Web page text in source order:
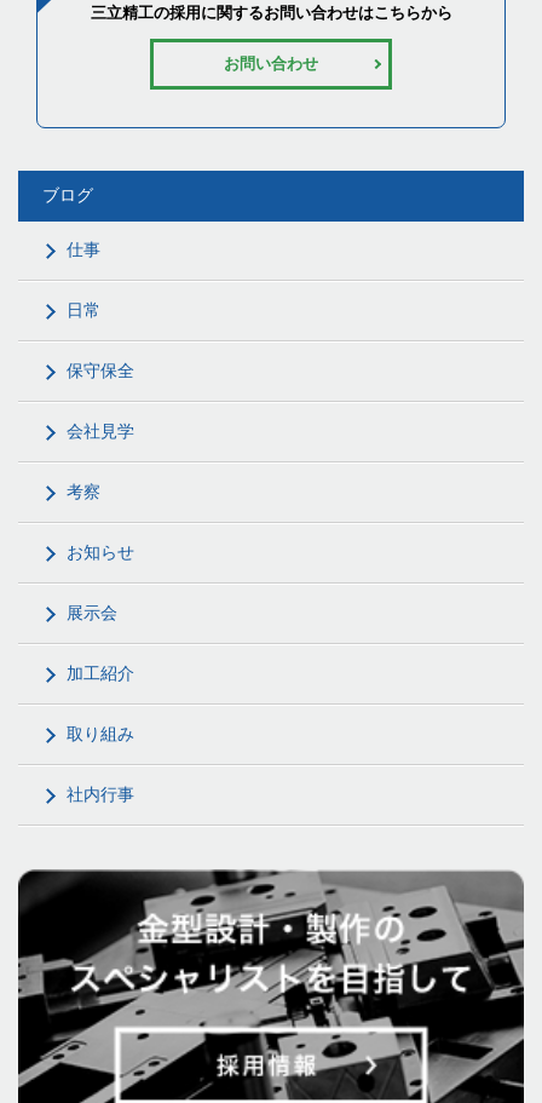
三立精工の採用に関するお問い合わせはこちらから
お問い合わせ
ブログ
仕事
日常
保守保全
会社見学
考察
お知らせ
展示会
加工紹介
取り組み
社内行事